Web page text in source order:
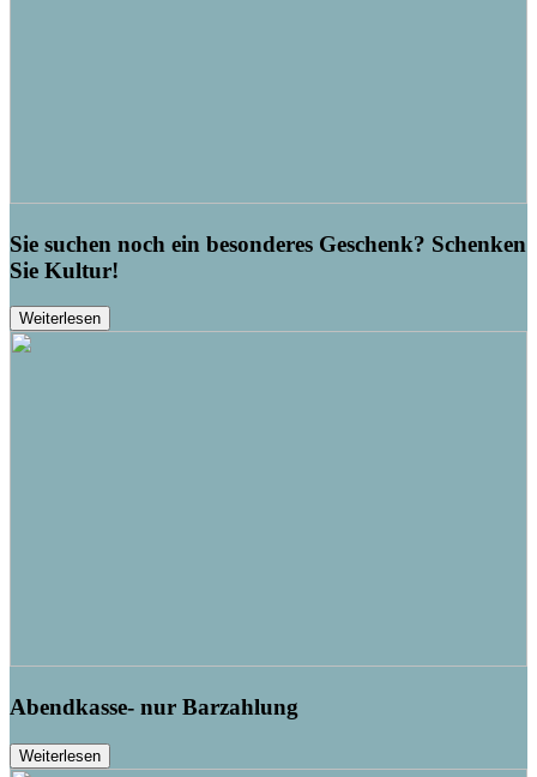
Sie suchen noch ein besonderes Geschenk? Schenken
Sie Kultur!
Weiterlesen
Abendkasse- nur Barzahlung
Weiterlesen